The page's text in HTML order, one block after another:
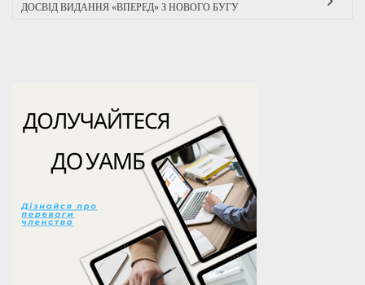
ДОСВІД ВИДАННЯ «ВПЕРЕД» З НОВОГО БУГУ